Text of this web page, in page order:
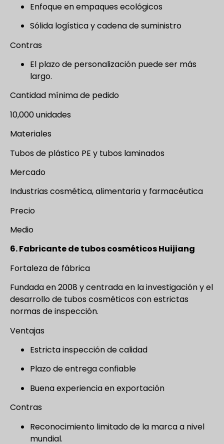
Enfoque en empaques ecológicos
Sólida logística y cadena de suministro
Contras
El plazo de personalización puede ser más
largo.
Cantidad mínima de pedido
10,000 unidades
Materiales
Tubos de plástico PE y tubos laminados
Mercado
Industrias cosmética, alimentaria y farmacéutica
Precio
Medio
6. Fabricante de tubos cosméticos Huijiang
Fortaleza de fábrica
Fundada en 2008 y centrada en la investigación y el
desarrollo de tubos cosméticos con estrictas
normas de inspección.
Ventajas
Estricta inspección de calidad
Plazo de entrega confiable
Buena experiencia en exportación
Contras
Reconocimiento limitado de la marca a nivel
mundial.